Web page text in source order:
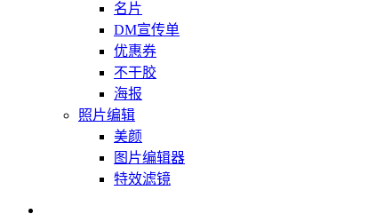
名片
DM宣传单
优惠券
不干胶
海报
照片编辑
美颜
图片编辑器
特效滤镜